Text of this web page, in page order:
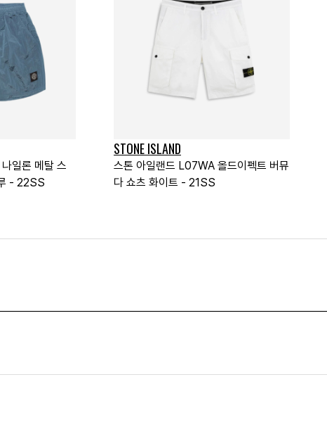
일론 메탈 스
- 22SS
STONE ISLAND
스톤 아일랜드 L07WA 올드이펙트 버뮤
다 쇼츠 화이트 - 21SS